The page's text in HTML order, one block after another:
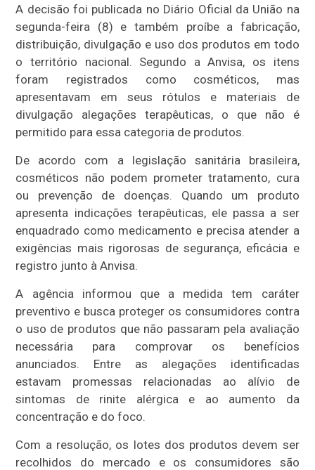
A decisão foi publicada no Diário Oficial da União na
segunda-feira (8) e também proíbe a fabricação,
distribuição, divulgação e uso dos produtos em todo
o território nacional. Segundo a Anvisa, os itens
foram registrados como cosméticos, mas
apresentavam em seus rótulos e materiais de
divulgação alegações terapêuticas, o que não é
permitido para essa categoria de produtos.
De acordo com a legislação sanitária brasileira,
cosméticos não podem prometer tratamento, cura
ou prevenção de doenças. Quando um produto
apresenta indicações terapêuticas, ele passa a ser
enquadrado como medicamento e precisa atender a
exigências mais rigorosas de segurança, eficácia e
registro junto à Anvisa.
A agência informou que a medida tem caráter
preventivo e busca proteger os consumidores contra
o uso de produtos que não passaram pela avaliação
necessária para comprovar os benefícios
anunciados. Entre as alegações identificadas
estavam promessas relacionadas ao alívio de
sintomas de rinite alérgica e ao aumento da
concentração e do foco.
Com a resolução, os lotes dos produtos devem ser
recolhidos do mercado e os consumidores são